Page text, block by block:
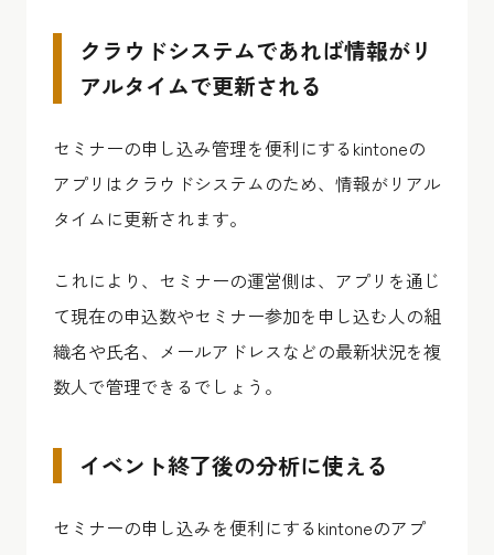
クラウドシステムであれば情報がリ
アルタイムで更新される
セミナーの申し込み管理を便利にするkintoneの
アプリはクラウドシステムのため、情報がリアル
タイムに更新されます。
これにより、セミナーの運営側は、アプリを通じ
て現在の申込数やセミナー参加を申し込む人の組
織名や氏名、メールアドレスなどの最新状況を複
数人で管理できるでしょう。
イベント終了後の分析に使える
セミナーの申し込みを便利にするkintoneのアプ